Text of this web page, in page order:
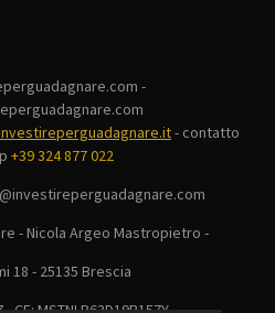
-
- contatto
+39 324 877 022
- Nicola Argeo Mastropietro -
18 - 25135 Brescia